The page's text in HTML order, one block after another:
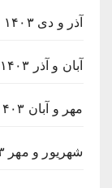
آذر و دی ۱۴۰۳
آبان و آذر ۱۴۰۳
مهر و آبان ۱۴۰۳
شهریور و مهر ۱۴۰۳